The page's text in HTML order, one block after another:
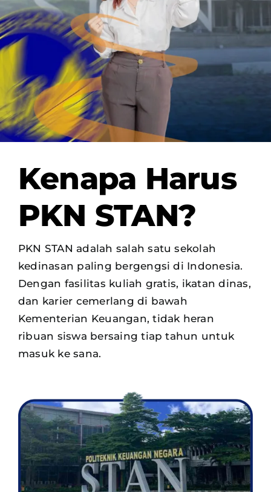
OUR PROGRAM
REGISTRATION
Kenapa Harus
PKN STAN?
PKN STAN adalah salah satu sekolah
kedinasan paling bergengsi di Indonesia.
Dengan fasilitas kuliah gratis, ikatan dinas,
dan karier cemerlang di bawah
Kementerian Keuangan, tidak heran
ribuan siswa bersaing tiap tahun untuk
masuk ke sana.